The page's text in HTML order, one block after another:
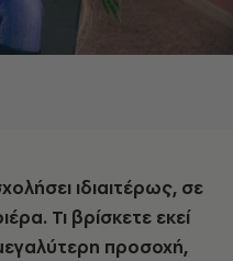
Τι βρίσκετε εκεί
προσοχή,